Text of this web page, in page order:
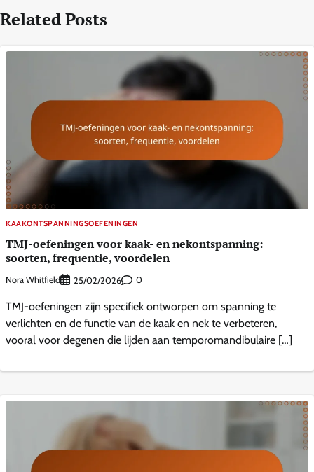
Related Posts
KAAKONTSPANNINGSOEFENINGEN
TMJ-oefeningen voor kaak- en nekontspanning:
soorten, frequentie, voordelen
Nora Whitfield 25/02/2026 0
TMJ-oefeningen zijn specifiek ontworpen om spanning te
verlichten en de functie van de kaak en nek te verbeteren,
vooral voor degenen die lijden aan temporomandibulaire […]